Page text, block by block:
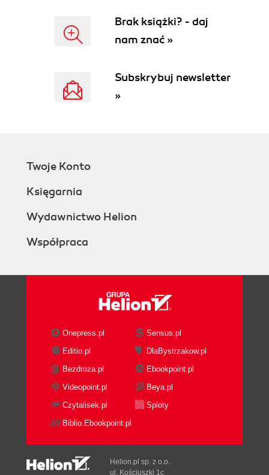
Brak książki? - daj
nam znać »
Subskrybuj newsletter
»
Twoje Konto
Księgarnia
Wydawnictwo Helion
Współpraca
Onepress.pl
Sensus.pl
Editio.pl
DlaBystrzakow.pl
Bezdroza.pl
Ebookpoint.pl
Videopoint.pl
Beya.pl
Czytalisek.pl
Sploty
Biblio.Ebookpoint.pl
Helion.pl sp. z o.o.
ul. Kościuszki 1c